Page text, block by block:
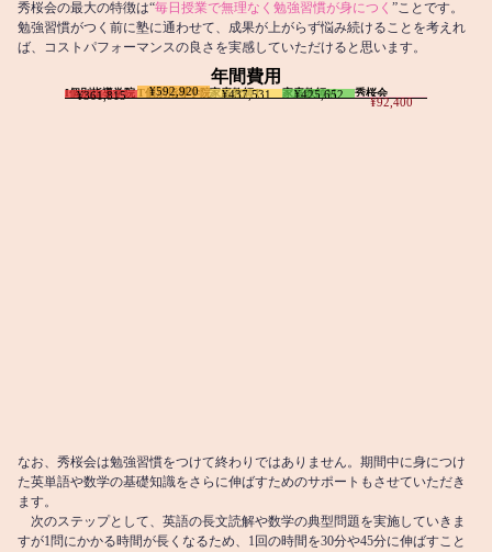
秀桜会の最大の特徴は“毎日授業で無理なく勉強習慣が身につく ”ことです。
勉強習慣がつく前に塾に通わせて、成果が上がらず悩み続けることを考えれ
ば、コストパフォーマンスの良さを実感していただけると思います。
年間費用
I個別指導学院
¥361,815 T個別指導学院
¥592,920 家庭教師T
¥437,531 家庭教師M
¥425,652 秀桜会
¥92,400
なお、秀桜会は勉強習慣をつけて終わりではありません。期間中に身につけ
た英単語や数学の基礎知識をさらに伸ばすためのサポートもさせていただき
ます。
次のステップとして、英語の長文読解や数学の典型問題を実施していきま
すが1問にかかる時間が長くなるため、1回の時間を30分や45分に伸ばすこと